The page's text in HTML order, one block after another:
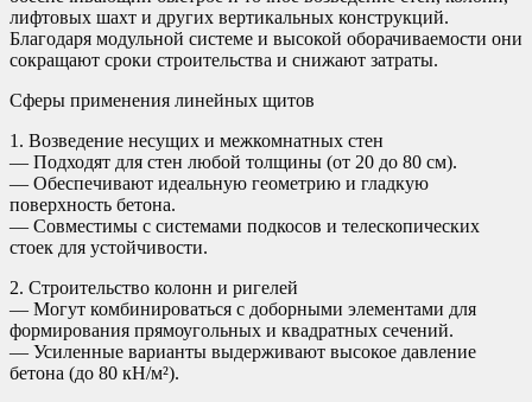
лифтовых шахт и других вертикальных конструкций.
Благодаря модульной системе и высокой оборачиваемости они
сокращают сроки строительства и снижают затраты.
Сферы применения линейных щитов
1. Возведение несущих и межкомнатных стен
— Подходят для стен любой толщины (от 20 до 80 см).
— Обеспечивают идеальную геометрию и гладкую
поверхность бетона.
— Совместимы с системами подкосов и телескопических
стоек для устойчивости.
2. Строительство колонн и ригелей
— Могут комбинироваться с доборными элементами для
формирования прямоугольных и квадратных сечений.
— Усиленные варианты выдерживают высокое давление
бетона (до 80 кН/м²).